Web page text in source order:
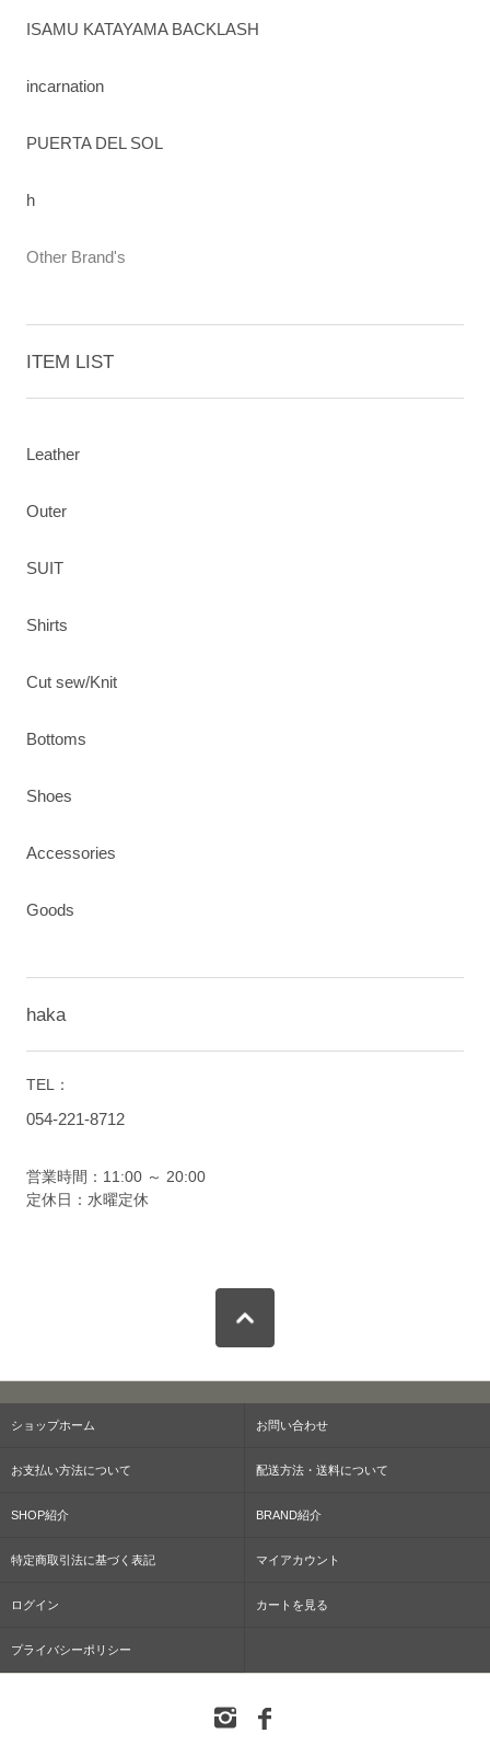
ISAMU KATAYAMA BACKLASH
incarnation
PUERTA DEL SOL
h
Other Brand's
ITEM LIST
Leather
Outer
SUIT
Shirts
Cut sew/Knit
Bottoms
Shoes
Accessories
Goods
haka
TEL：
054-221-8712
営業時間：11:00 ～ 20:00
定休日：水曜定休
ショップホーム お問い合わせ
お支払い方法について 配送方法・送料について
SHOP紹介 BRAND紹介
特定商取引法に基づく表記 マイアカウント
ログイン カートを見る
プライバシーポリシー